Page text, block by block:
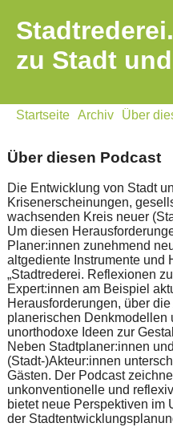
zu Stadt
Startseite Archiv Über
Über diesen Podcast
Die Entwicklung von Stadt
Krisenerscheinungen,
wachsenden Kreis neuer
Um diesen
Planer:innen zunehmend
altgediente Instrumente und
„Stadtrederei. Reflexionen
Expert:innen am Beispiel
Herausforderungen, über
planerischen Denkmodellen
unorthodoxe Ideen zur
Neben Stadtplaner:innen
(Stadt-)Akteur:innen
Gästen. Der Podcast
unkonventionelle und
bietet neue Perspektiven im
der